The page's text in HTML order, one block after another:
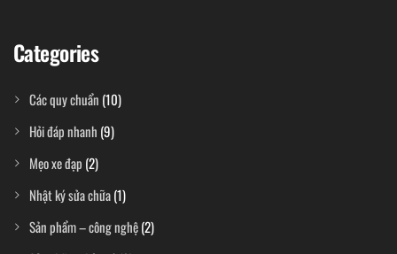
Categories
Các quy chuẩn (10)
Hỏi đáp nhanh (9)
Mẹo xe đạp (2)
Nhật ký sửa chữa(1)
Sản phẩm – công nghệ(2)